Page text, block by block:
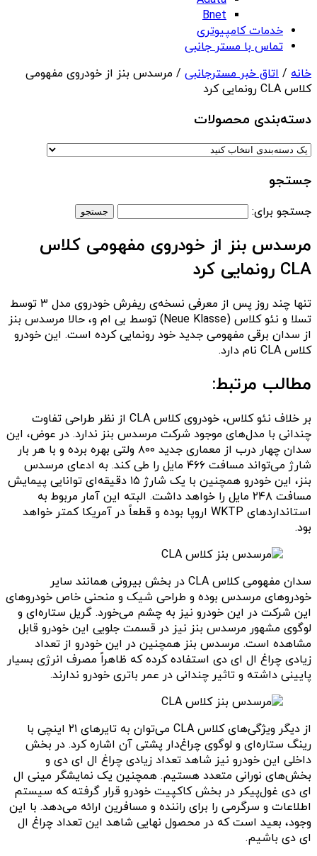
Bnet
خدمات کامپیوتری
تماس با مستر جانبی
خانه / اتاق خبر مسترجانبی / مرسدس بنز از خودروی مفهومی
کلاس CLA رونمایی کرد
دسته‌بندی‌ محصولات
جستجو
جستجو برای:
مرسدس بنز از خودروی مفهومی کلاس
CLA رونمایی کرد
تنها چند روز پس از معرفی نسخه‌ی ریفرش خودروی مدل ۳ توسط
تسلا و نئو کلاس (Neue Klasse) توسط بی ام و، حالا مرسدس بنز
از سدان برقی مفهومی جدید خود رونمایی کرده است. این خودرو
کلاس CLA نام دارد.
مطالب مرتبط:
بر خلاف نئو کلاس، خودروی کلاس CLA از نظر طراحی تفاوت
چندانی با مدل‌های موجود شرکت مرسدس بنز ندارد. در عوض، این
سدان چهار درب از معماری جدید ۸۰۰ ولتی بهره برده و با هر بار
شارژ می‌تواند مسافت ۴۶۶ مایل را طی کند. به ادعای مرسدس
بنز، این خودرو همچنین با یک شارژ ۱۵ دقیقه‌ای توانایی پیمایش
مسافت ۲۴۸ مایل را خواهد داشت. البته این آمار مربوط به
استانداردهای WKTP اروپا بوده و قطعاً در آمریکا کمتر خواهد
بود.
سدان مفهومی کلاس CLA در بخش بیرونی همانند سایر
خودروهای مرسدس بوده و طراحی شیک و منحنی خاص خودروهای
این شرکت در این خودرو نیز به چشم می‌خورد. گریل ستاره‌ای و
لوگوی مشهور مرسدس بنز نیز در قسمت جلویی این خودرو قابل
مشاهده است. مرسدس بنز همچنین در این خودرو از تعداد
زیادی چراغ ال ای دی استفاده کرده که ظاهراً مصرف انرژی بسیار
پایینی داشته و تاثیر چندانی در عمر باتری خودرو ندارند.
از دیگر ویژگی‌های کلاس CLA می‌توان به تایرهای ۲۱ اینچی با
رینگ ستاره‌ای و لوگوی چراغ‌دار پشتی آن اشاره کرد. در بخش‌
داخلی این خودرو نیز شاهد تعداد زیادی چراغ ال ای دی و
بخش‌های نورانی متعدد هستیم. همچنین یک نمایشگر مینی ال
ای دی غول‌پیکر در بخش کاکپیت خودرو قرار گرفته که سیستم
اطلاعات و سرگرمی را برای راننده و مسافرین ارائه می‌دهد. با این
وجود، بعید است که در محصول نهایی شاهد این تعداد چراغ ال
ای دی باشیم.